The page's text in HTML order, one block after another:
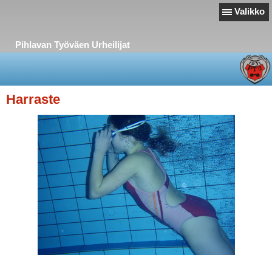
Valikko
Pihlavan Työväen Urheilijat
Harraste